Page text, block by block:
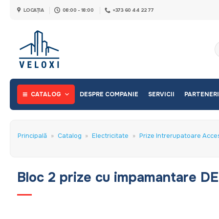
LOCAȚIA 08:00 - 18:00 +373 60 44 22 77
CATALOG DESPRE COMPANIE SERVICII PARTENERI
Principală » Catalog » Electricitate » Prize Intrerupatoare
Bloc 2 prize cu impamantare